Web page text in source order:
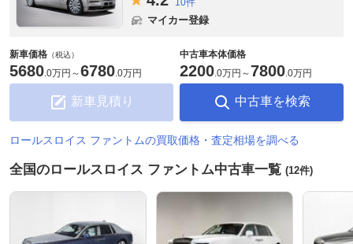
10件
マイカー登録
新車価格 （税込）
5680.0万円 ～6780.0万円
新車見積り
中古車本体価格
2200.0万円 ～7800.0万円
中古車を検索
ロールスロイス ファントムの買取価格・査定相場を調べる
全国のロールスロイス ファントム中古車一覧 (12件)